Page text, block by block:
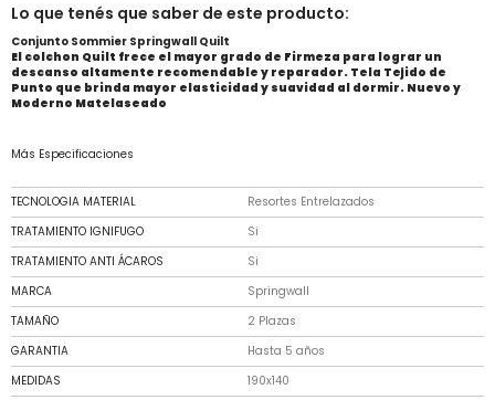
Lo que tenés que saber de este producto:
Conjunto Sommier Springwall Quilt
El colchon Quilt frece el mayor grado de Firmeza para lograr un
descanso altamente recomendable y reparador. Tela Tejido de
Punto que brinda mayor elasticidad y suavidad al dormir. Nuevo y
Moderno Matelaseado
Más Especificaciones
TECNOLOGIA MATERIAL
Resortes Entrelazados
TRATAMIENTO IGNIFUGO
Si
TRATAMIENTO ANTI ÁCAROS
Si
MARCA
Springwall
TAMAÑO
2 Plazas
GARANTIA
Hasta 5 años
MEDIDAS
190x140